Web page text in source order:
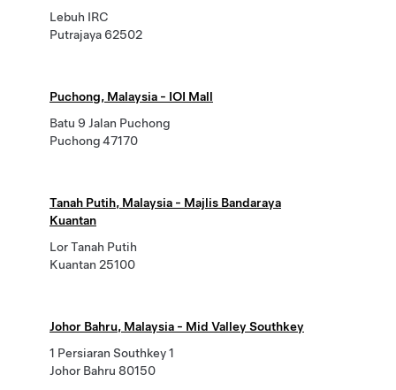
Lebuh IRC
Putrajaya 62502
Puchong, Malaysia - IOI Mall
Batu 9 Jalan Puchong
Puchong 47170
Tanah Putih, Malaysia - Majlis Bandaraya
Kuantan
Lor Tanah Putih
Kuantan 25100
Johor Bahru, Malaysia - Mid Valley Southkey
1 Persiaran Southkey 1
Johor Bahru 80150